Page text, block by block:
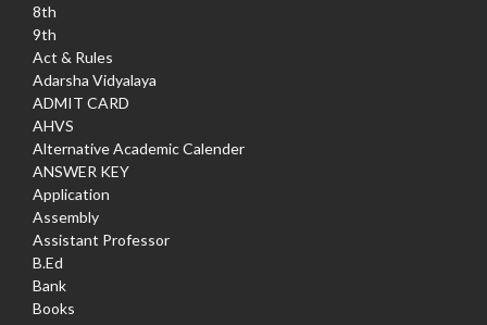
8th
9th
Act & Rules
Adarsha Vidyalaya
ADMIT CARD
AHVS
Alternative Academic Calender
ANSWER KEY
Application
Assembly
Assistant Professor
B.Ed
Bank
Books